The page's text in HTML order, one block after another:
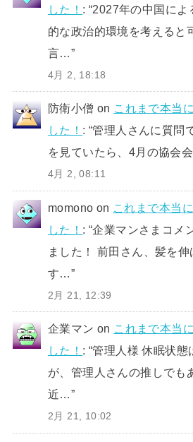
した！ : “2027年の中国によ
的な政治的環境を考えると
言…”
4月 2, 18:18
防衛小僧 on これまで本当
した！ : “管理人さんに質問
を見ていたら、4月の協会
4月 2, 08:11
momono on これまで本当
した！ : “企業マンさまコメ
ました！ 前田さん、髪を
す…”
2月 21, 12:39
企業マン on これまで本当
した！ : “管理人様 休眠状態
が、管理人さんの推しでも
近…”
2月 21, 10:02